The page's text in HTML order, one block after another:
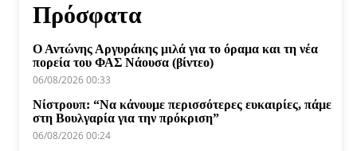
Πρόσφατα
Ο Αντώνης Αργυράκης μιλά για το όραμα και τη νέα
πορεία του ΦΑΣ Νάουσα (βίντεο)
06/08/2026 00:33
Νίστρουπ: “Να κάνουμε περισσότερες ευκαιρίες, πάμε
στη Βουλγαρία για την πρόκριση”
06/08/2026 00:24